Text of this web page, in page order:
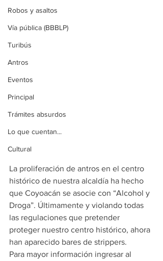
Robos y asaltos
Vía pública (BBBLP)
Turibús
Antros
Eventos
Principal
Trámites absurdos
Lo que cuentan...
Cultural
La proliferación de antros en el centro
histórico de nuestra alcaldía ha hecho
que Coyoacán se asocie con “Alcohol y
Droga”. Últimamente y violando todas
las regulaciones que pretender
proteger nuestro centro histórico, ahora
han aparecido bares de strippers.
Para mayor información ingresar al